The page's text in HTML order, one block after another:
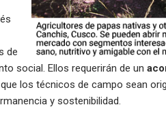
de
social. Ellos requerirán de un
los técnicos de campo sean
y sostenibilidad.